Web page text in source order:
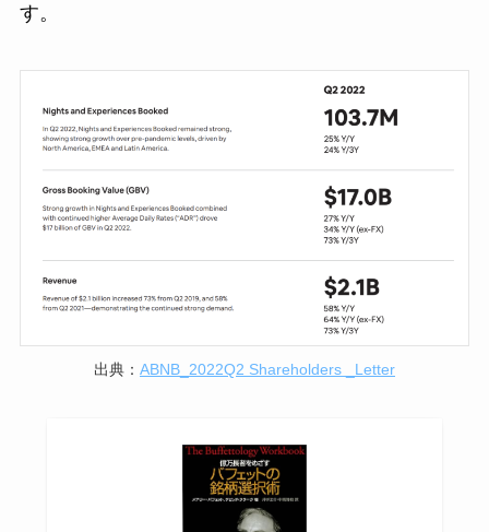
す。
出典： ABNB_2022Q2 Shareholders _Letter